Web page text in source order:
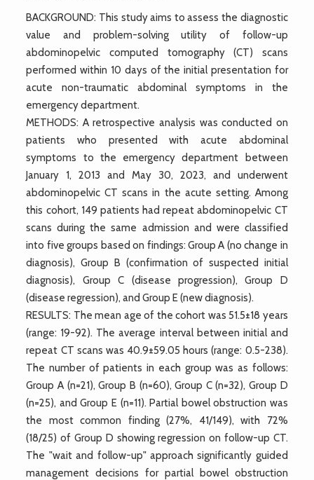
BACKGROUND: This study aims to assess the diagnostic
value and problem-solving utility of follow-up
abdominopelvic computed tomography (CT) scans
performed within 10 days of the initial presentation for
acute non-traumatic abdominal symptoms in the
emergency department.
METHODS: A retrospective analysis was conducted on
patients who presented with acute abdominal
symptoms to the emergency department between
January 1, 2013 and May 30, 2023, and underwent
abdominopelvic CT scans in the acute setting. Among
this cohort, 149 patients had repeat abdominopelvic CT
scans during the same admission and were classified
into five groups based on findings: Group A (no change in
diagnosis), Group B (confirmation of suspected initial
diagnosis), Group C (disease progression), Group D
(disease regression), and Group E (new diagnosis).
RESULTS: The mean age of the cohort was 51.5±18 years
(range: 19-92). The average interval between initial and
repeat CT scans was 40.9±59.05 hours (range: 0.5-238).
The number of patients in each group was as follows:
Group A (n=21), Group B (n=60), Group C (n=32), Group D
(n=25), and Group E (n=11). Partial bowel obstruction was
the most common finding (27%, 41/149), with 72%
(18/25) of Group D showing regression on follow-up CT.
The "wait and follow-up" approach significantly guided
management decisions for partial bowel obstruction